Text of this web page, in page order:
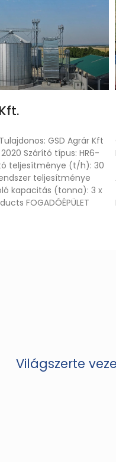
GSD Agrár Kft
Szárító típus: HR6-
teljesítménye (t/h): 30
teljesítménye
kapacitás (tonna): 3 x
FOGADÓÉPÜLET
Világszerte